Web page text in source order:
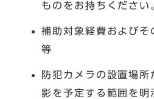
ものをお持ちください
補助対象経費およびそ
等
防犯カメラの設置場
影を予定する範囲を明